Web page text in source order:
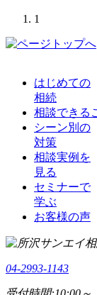
1
はじめての
相続
相談できる
シーン別の
対策
相談実例を
見る
セミナーで
学ぶ
お客様の声
04-2993-1143